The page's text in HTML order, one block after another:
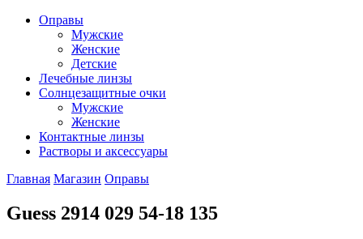
Оправы
Мужские
Женские
Детские
Лечебные линзы
Солнцезащитные очки
Мужские
Женские
Контактные линзы
Растворы и аксессуары
Главная Магазин Оправы
Guess 2914 029 54-18 135